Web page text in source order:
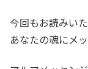
今回もお読みい
あなたの魂にメ